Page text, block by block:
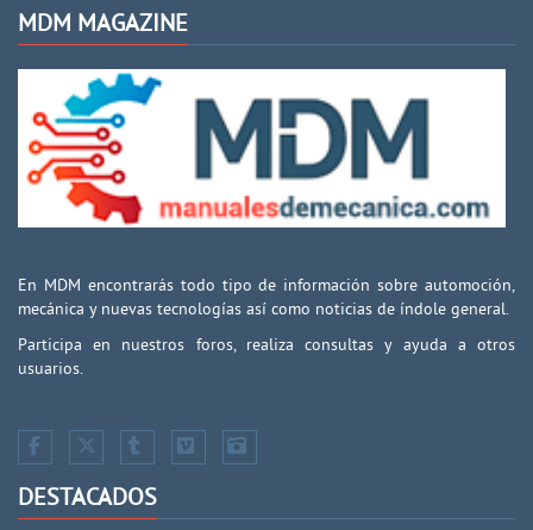
MDM MAGAZINE
En MDM encontrarás todo tipo de información sobre automoción,
mecánica y nuevas tecnologías así como noticias de índole general.
Participa en nuestros foros, realiza consultas y ayuda a otros
usuarios.
DESTACADOS